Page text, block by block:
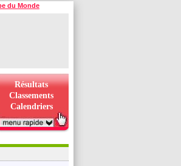
du Monde
Résultats
Classements
Calendriers